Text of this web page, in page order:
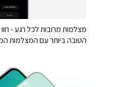
מצלמות מרובות לכל רגע -
הטובה ביותר עם המצלמות